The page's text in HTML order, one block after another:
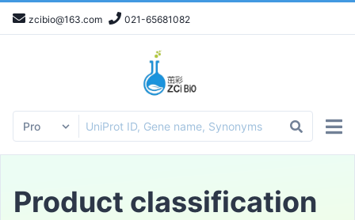
zcibio@163.com 021-65681082
Product classification